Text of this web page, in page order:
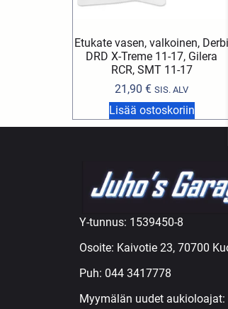
Etukate vasen, valkoinen, Derbi
DRD X-Treme 11-17, Gilera
RCR, SMT 11-17
21,90 € SIS. ALV
Lisää ostoskoriin
Y-tunnus: 1539450-8
Osoite: Kaivotie 23, 70700
Puh: 044 3417778
Myymälän uudet aukioloajat: